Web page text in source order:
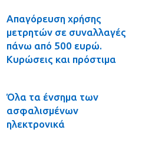
Απαγόρευση χρήσης
μετρητών σε συναλλαγές
πάνω από 500 ευρώ.
Κυρώσεις και πρόστιμα
Όλα τα ένσημα των
ασφαλισμένων
ηλεκτρονικά